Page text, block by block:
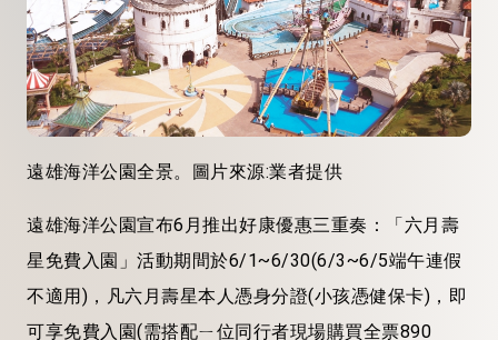
遠雄海洋公園全景。圖片來源:業者提供
遠雄海洋公園宣布6月推出好康優惠三重奏：「六月壽
星免費入園」活動期間於6/1~6/30(6/3~6/5端午連假
不適用)，凡六月壽星本人憑身分證(小孩憑健保卡)，即
可享免費入園(需搭配ㄧ位同行者現場購買全票890